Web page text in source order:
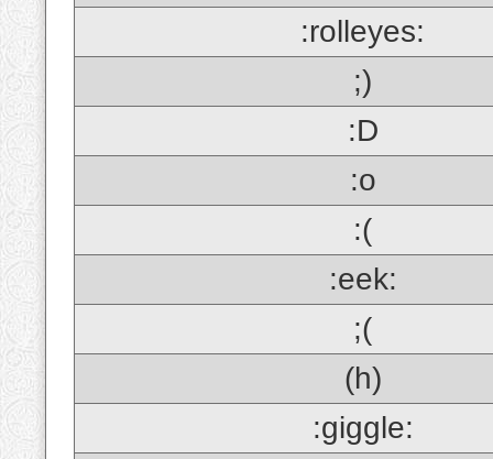
:rolleyes:
;)
:D
:o
:(
:eek:
;(
(h)
:giggle: